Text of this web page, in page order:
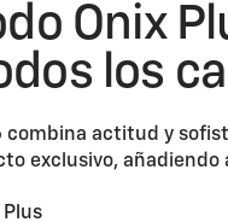
Onix
los
combina actitud y
exclusivo,